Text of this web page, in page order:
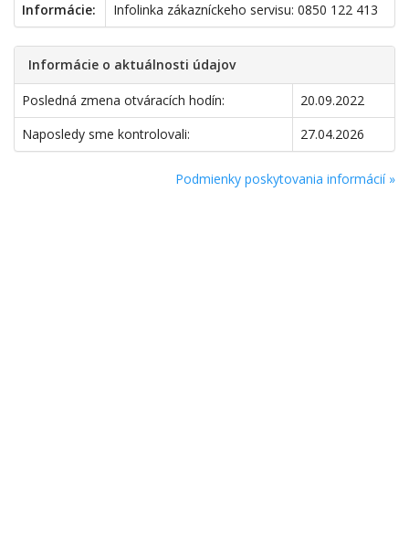
Informácie:
Infolinka zákazníckeho servisu: 0850 122 413
Informácie o aktuálnosti údajov
Posledná zmena otváracích hodín:
20.09.2022
Naposledy sme kontrolovali:
27.04.2026
Podmienky poskytovania informácií »